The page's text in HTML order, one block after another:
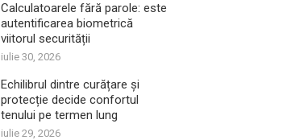
Calculatoarele fără parole: este
autentificarea biometrică
viitorul securității
iulie 30, 2026
Echilibrul dintre curățare și
protecție decide confortul
tenului pe termen lung
iulie 29, 2026